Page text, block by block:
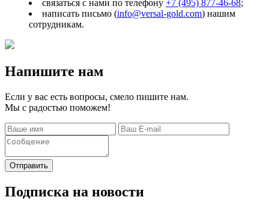
связаться с нами по телефону +7 (495) 877-46-68;
написать письмо (info@versal-gold.com) нашим
сотрудникам.
Напишите нам
Если у вас есть вопросы, смело пишите нам.
Мы с радостью поможем!
Подписка на новости